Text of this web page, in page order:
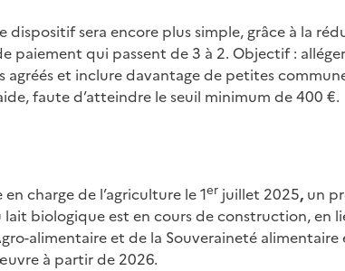
dispositif sera encore plus simple, grâce à la
paiement qui passent de 3 à 2. Objectif :
agréés et inclure davantage de petites
faute d’atteindre le seuil minimum de 400 €.
charge de l’agriculture le 1er juillet 2025, un
biologique est en cours de construction, en
alimentaire et de la Souveraineté alimentaire
à partir de 2026.